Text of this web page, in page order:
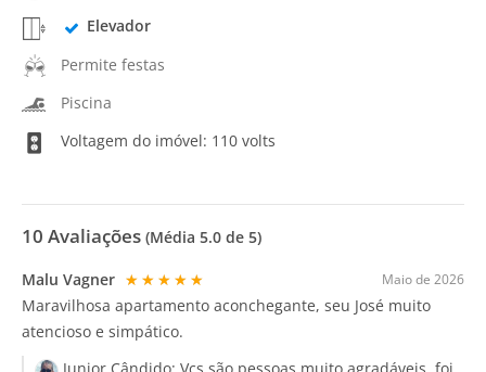
Elevador
Permite festas
Piscina
Voltagem do imóvel: 110 volts
10 Avaliações (Média 5.0 de 5)
Maio de 2026
Malu Vagner ★★★★★
Maravilhosa apartamento aconchegante, seu José muito
atencioso e simpático.